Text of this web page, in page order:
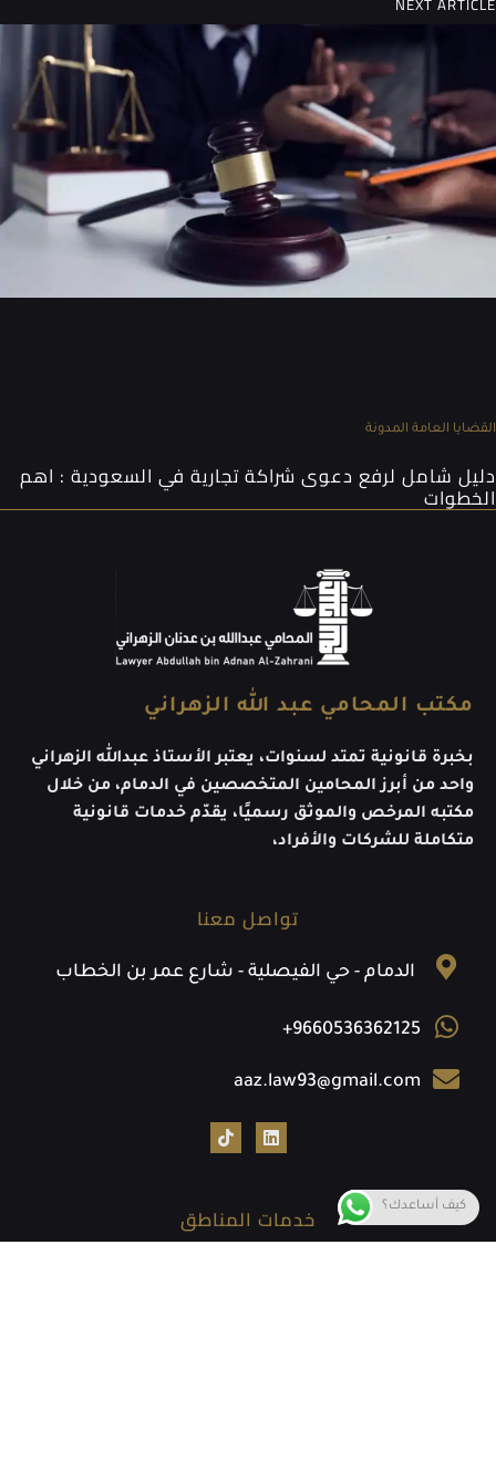
القضايا العامة المدونة
دليل شامل لرفع دعوى شراكة تجارية في السعودية : اهم
الخطوات
مكتب المحامي عبد الله الزهراني
بخبرة قانونية تمتد لسنوات، يعتبر الأستاذ عبدالله الزهراني
واحد من أبرز المحامين المتخصصين في الدمام، من خلال
مكتبه المرخص والموثق رسميًا، يقدّم خدمات قانونية
متكاملة للشركات والأفراد،
تواصل معنا
الدمام - حي الفيصلية - شارع عمر بن الخطاب
+9660536362125
aaz.law93@gmail.com
خدمات المناطق كيف أساعدك؟